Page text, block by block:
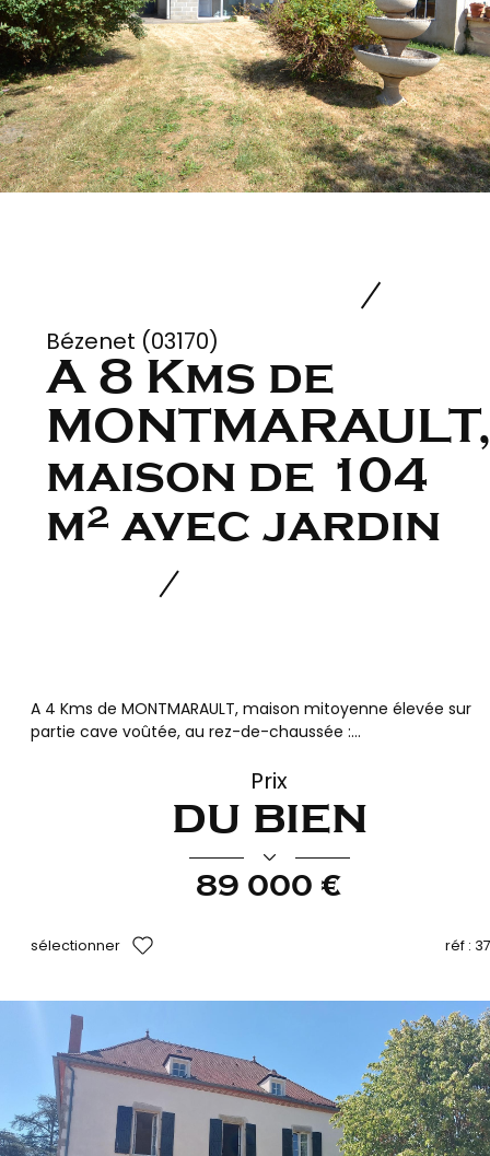
Bézenet (03170)
A 8 Kms de
maison de 104
m² avec jardin
A 4 Kms de MONTMARAULT, maison mitoyenne élevée sur
partie cave voûtée, au rez-de-chaussée :...
Prix
du bien
89 000 €
sélectionner réf :